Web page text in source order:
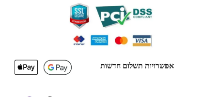
אפשרויות תשלום חדשות